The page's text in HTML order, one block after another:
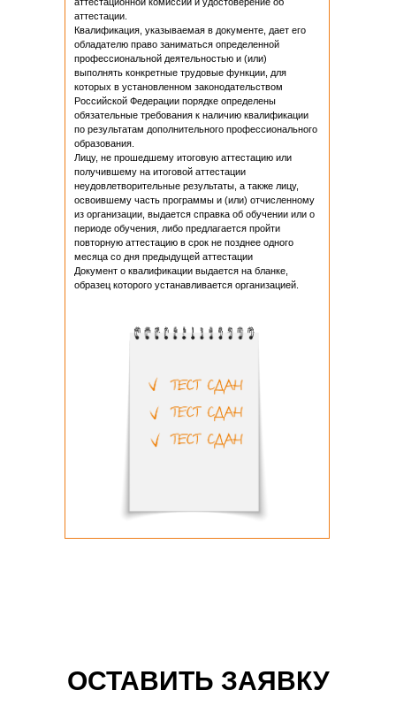
аттестации.
Квалификация, указываемая в документе, дает его
обладателю право заниматься определенной
профессиональной деятельностью и (или)
выполнять конкретные трудовые функции, для
которых в установленном законодательством
Российской Федерации порядке определены
обязательные требования к наличию квалификации
по результатам дополнительного профессионального
образования.
Лицу, не прошедшему итоговую аттестацию или
получившему на итоговой аттестации
неудовлетворительные результаты, а также лицу,
освоившему часть программы и (или) отчисленному
из организации, выдается справка об обучении или о
периоде обучения, либо предлагается пройти
повторную аттестацию в срок не позднее одного
месяца со дня предыдущей аттестации
Документ о квалификации выдается на бланке,
образец которого устанавливается организацией.
ОСТАВИТЬ ЗАЯВКУ